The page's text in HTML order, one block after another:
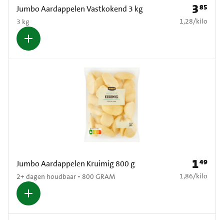
Jumbo Aardappelen Vastkokend 3 kg
3 kg
Prijs: €
385
€ 1,28 per kilo
1,28/kilo
Jumbo Aardappelen Kruimig 800 g
2+ dagen houdbaar • 800 GRAM
Prijs: €
149
€ 1,86 per kilo
1,86/kilo